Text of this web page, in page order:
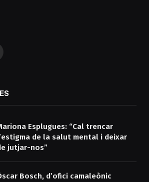
Esplugues: “Cal trencar
de la salut mental i deixar
jutjar-nos”
Bosch, d’ofici camaleònic